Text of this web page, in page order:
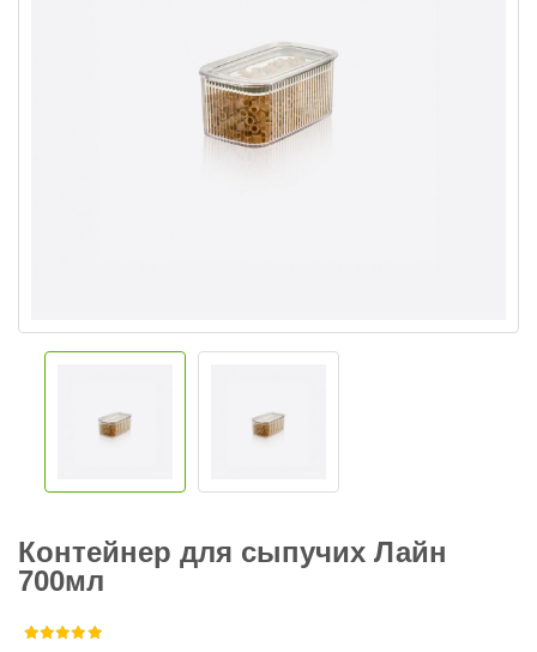
Контейнер для сыпучих Лайн
700мл